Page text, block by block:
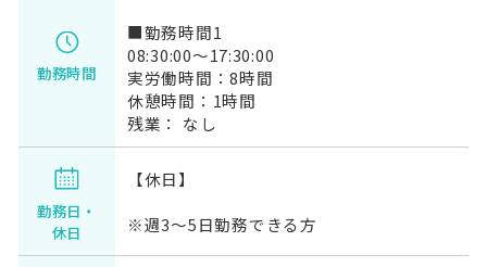
勤務時間
■勤務時間1
08:30:00～17:30:00
実労働時間：8時間
休憩時間：1時間
残業： なし
勤務日・
休日
【休日】
※週3～5日勤務できる方